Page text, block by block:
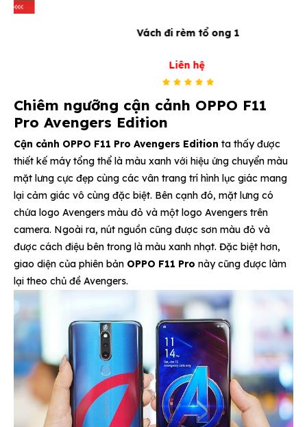
Vách đi rèm tổ ong 1
Liên hệ
Chiêm ngưỡng cận cảnh OPPO F11
Pro Avengers Edition
Cận cảnh OPPO F11 Pro Avengers Edition ta thấy được
thiết kế máy tổng thể là màu xanh với hiệu ứng chuyển màu
mặt lưng cực đẹp cùng các vân trang trí hình lục giác mang
lại cảm giác vô cùng đặc biệt. Bên cạnh đó, mặt lưng có
chứa logo Avengers màu đỏ và một logo Avengers trên
camera. Ngoài ra, nút nguồn cũng được sơn màu đỏ và
được cách điệu bên trong là màu xanh nhạt. Đặc biệt hơn,
giao diện của phiên bản OPPO F11 Pro này cũng được làm
lại theo chủ đề Avengers.